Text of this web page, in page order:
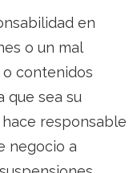
en
o un mal
contenidos
que sea su
hace responsable
negocio a